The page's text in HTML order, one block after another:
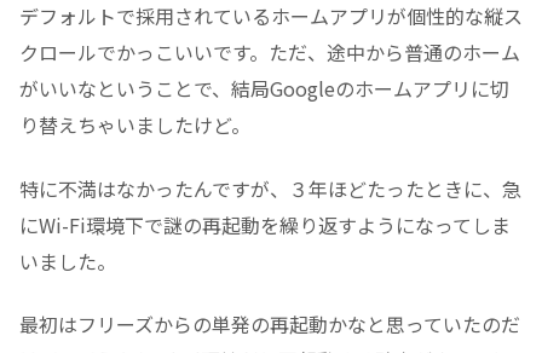
デフォルトで採用されているホームアプリが個性的な縦ス
クロールでかっこいいです。ただ、途中から普通のホーム
がいいなということで、結局Googleのホームアプリに切
り替えちゃいましたけど。
特に不満はなかったんですが、３年ほどたったときに、急
にWi-Fi環境下で謎の再起動を繰り返すようになってしま
いました。
最初はフリーズからの単発の再起動かなと思っていたのだ